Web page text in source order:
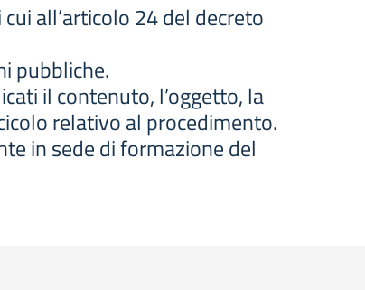
all’articolo 24 del decreto
pubbliche.
il contenuto, l’oggetto, la
relativo al procedimento.
in sede di formazione del